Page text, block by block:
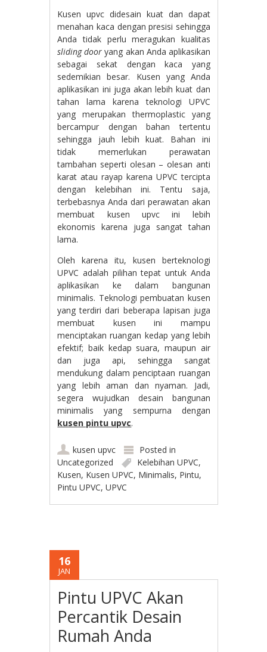
Kusen upvc didesain kuat dan dapat
menahan kaca dengan presisi sehingga
Anda tidak perlu meragukan kualitas
sliding door yang akan Anda aplikasikan
sebagai sekat dengan kaca yang
sedemikian besar. Kusen yang Anda
aplikasikan ini juga akan lebih kuat dan
tahan lama karena teknologi UPVC
yang merupakan thermoplastic yang
bercampur dengan bahan tertentu
sehingga jauh lebih kuat. Bahan ini
tidak memerlukan perawatan
tambahan seperti olesan – olesan anti
karat atau rayap karena UPVC tercipta
dengan kelebihan ini. Tentu saja,
terbebasnya Anda dari perawatan akan
membuat kusen upvc ini lebih
ekonomis karena juga sangat tahan
lama.
Oleh karena itu, kusen berteknologi
UPVC adalah pilihan tepat untuk Anda
aplikasikan ke dalam bangunan
minimalis. Teknologi pembuatan kusen
yang terdiri dari beberapa lapisan juga
membuat kusen ini mampu
menciptakan ruangan kedap yang lebih
efektif; baik kedap suara, maupun air
dan juga api, sehingga sangat
mendukung dalam penciptaan ruangan
yang lebih aman dan nyaman. Jadi,
segera wujudkan desain bangunan
minimalis yang sempurna dengan
kusen pintu upvc.
kusen upvc
Posted in
Uncategorized
Kelebihan UPVC,
Kusen, Kusen UPVC, Minimalis, Pintu,
Pintu UPVC,UPVC
16
JAN
Pintu UPVC Akan
Percantik Desain
Rumah Anda